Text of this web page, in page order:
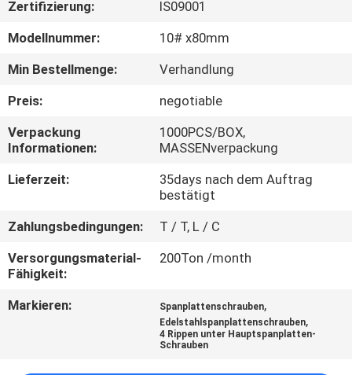
QUALITÄTSKONTROLLE
TRETEN
SIE
MIT
UNS
VERBINDUNG
NACHRICHTEN
Zertifizierung:
IS09001
Modellnummer:
10# x80mm
Min Bestellmenge:
Verhandlung
Preis:
negotiable
Verpackung
Informationen:
1000PCS/BOX,
MASSENverpackung
Lieferzeit:
35days nach dem Auftrag
bestätigt
Zahlungsbedingungen:
T / T, L / C
Versorgungsmaterial-
Fähigkeit:
200Ton /month
Markieren: Spanplattenschrauben,
Edelstahlspanplattenschrauben,
4 Rippen unter Hauptspanplatten-
Schrauben